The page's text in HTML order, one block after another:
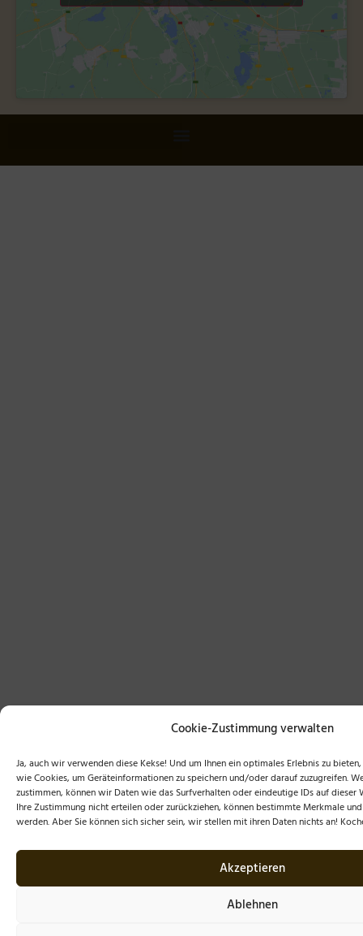
Cookie-Zustimmung verwalten
Ja, auch wir verwenden diese Kekse! Und um Ihnen ein optimales Erlebnis zu
wie Cookies, um Geräteinformationen zu speichern und/oder darauf zuzugreifen.
zustimmen, können wir Daten wie das Surfverhalten oder eindeutige IDs auf dieser
Ihre Zustimmung nicht erteilen oder zurückziehen, können bestimmte Merkmale
werden. Aber Sie können sich sicher sein, wir stellen mit ihren Daten nichts an!
Akzeptieren
Ablehnen